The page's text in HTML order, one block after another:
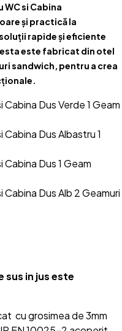
si Cabina
și practică la
rapide și eficiente
este fabricat din otel
sandwich, pentru a crea
sus in jus este
cu grosimea de 3mm